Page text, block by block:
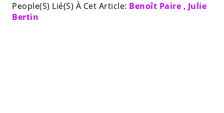
People(S) Lié(S) À Cet Article: Benoît Paire , Julie
Bertin